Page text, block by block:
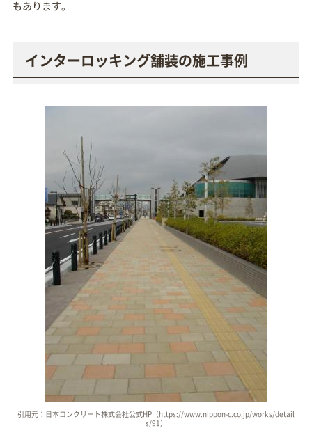
もあります。
インターロッキング舗装の施工事例
引用元：日本コンクリート株式会社公式HP（https://www.nippon-c.co.jp/works/detail
s/91）